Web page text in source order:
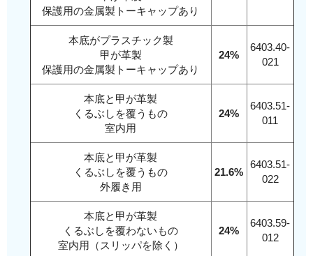
保護用の金属製トーキャップあり
本底がプラスチック製
甲が革製
保護用の金属製トーキャップあり
24%
6403.40-
021
本底と甲が革製
くるぶしを覆うもの
室内用
24%
6403.51-
011
本底と甲が革製
くるぶしを覆うもの
外履き用
21.6%
6403.51-
022
本底と甲が革製
くるぶしを覆わないもの
室内用（スリッパを除く）
24%
6403.59-
012